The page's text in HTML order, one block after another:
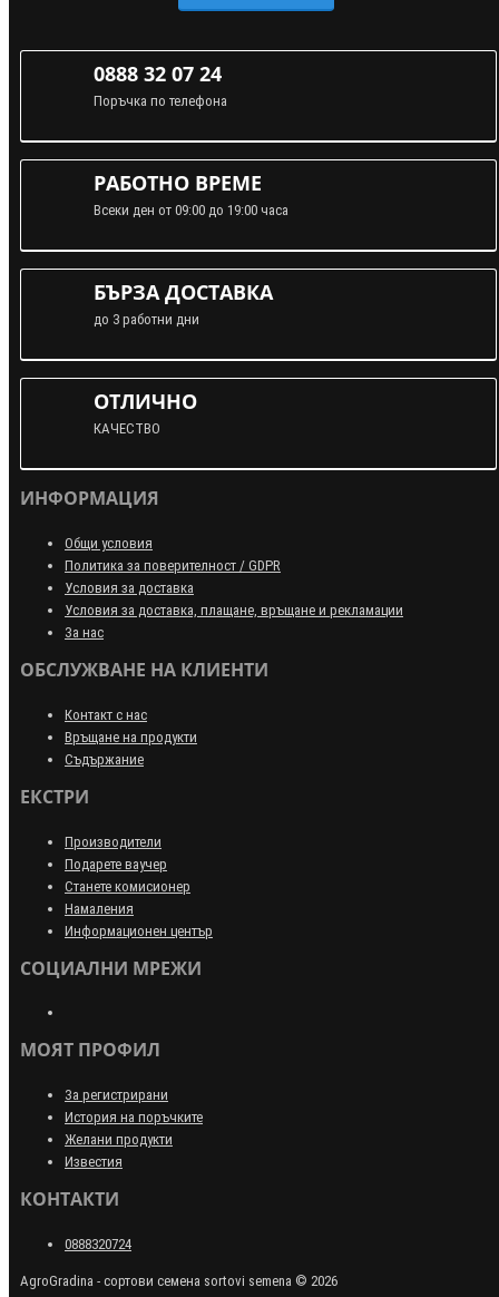
0888 32 07 24
Поръчка по телефона
РАБОТНО ВРЕМЕ
Всеки ден от 09:00 до 19:00 часа
БЪРЗА ДОСТАВКА
до 3 работни дни
ОТЛИЧНО
КАЧЕСТВО
ИНФОРМАЦИЯ
Общи условия
Политика за поверителност / GDPR
Условия за доставка
Условия за доставка, плащане, връщане и рекламации
За нас
ОБСЛУЖВАНЕ НА КЛИЕНТИ
Контакт с нас
Връщане на продукти
Съдържание
ЕКСТРИ
Производители
Подарете ваучер
Станете комисионер
Намаления
Информационен център
СОЦИАЛНИ МРЕЖИ
МОЯТ ПРОФИЛ
За регистрирани
История на поръчките
Желани продукти
Известия
КОНТАКТИ
0888320724
AgroGradina - сортови семена sortovi semena © 2026